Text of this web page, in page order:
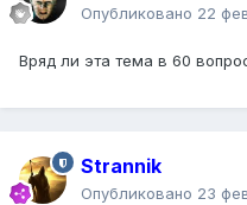
Опубликовано 22
Вряд ли эта тема в 60
Strannik
Опубликовано 23